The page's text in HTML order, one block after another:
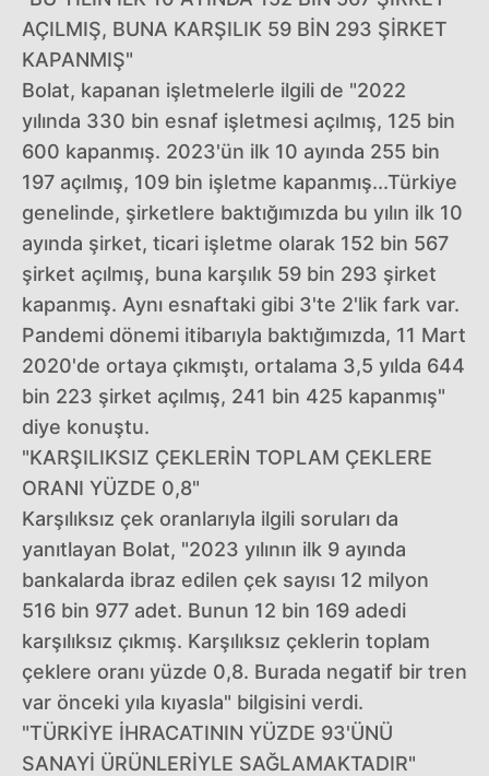
AÇILMIŞ, BUNA KARŞILIK 59 BİN 293 ŞİRKET
KAPANMIŞ"
Bolat, kapanan işletmelerle ilgili de "2022
yılında 330 bin esnaf işletmesi açılmış, 125 bin
600 kapanmış. 2023'ün ilk 10 ayında 255 bin
197 açılmış, 109 bin işletme kapanmış...Türkiye
genelinde, şirketlere baktığımızda bu yılın ilk 10
ayında şirket, ticari işletme olarak 152 bin 567
şirket açılmış, buna karşılık 59 bin 293 şirket
kapanmış. Aynı esnaftaki gibi 3'te 2'lik fark var.
Pandemi dönemi itibarıyla baktığımızda, 11 Mart
2020'de ortaya çıkmıştı, ortalama 3,5 yılda 644
bin 223 şirket açılmış, 241 bin 425 kapanmış"
diye konuştu.
"KARŞILIKSIZ ÇEKLERİN TOPLAM ÇEKLERE
ORANI YÜZDE 0,8"
Karşılıksız çek oranlarıyla ilgili soruları da
yanıtlayan Bolat, "2023 yılının ilk 9 ayında
bankalarda ibraz edilen çek sayısı 12 milyon
516 bin 977 adet. Bunun 12 bin 169 adedi
karşılıksız çıkmış. Karşılıksız çeklerin toplam
çeklere oranı yüzde 0,8. Burada negatif bir tren
var önceki yıla kıyasla" bilgisini verdi.
"TÜRKİYE İHRACATININ YÜZDE 93'ÜNÜ
SANAYİ ÜRÜNLERİYLE SAĞLAMAKTADIR"